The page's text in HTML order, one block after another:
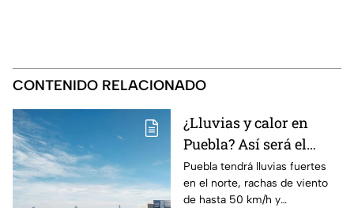
CONTENIDO RELACIONADO
¿Lluvias y calor en
Puebla? Así será el
clima HOY sábado 8 de
agosto
Puebla tendrá lluvias fuertes
en el norte, rachas de viento
de hasta 50 km/h y